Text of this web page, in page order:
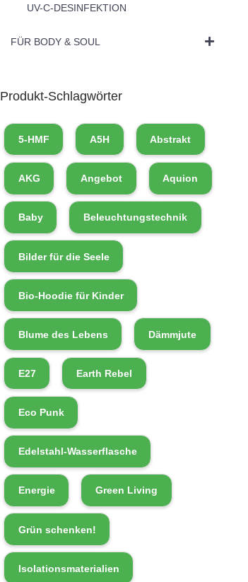
UV-C-DESINFEKTION
FÜR BODY & SOUL
Produkt-Schlagwörter
5-HMF A5H Abstrakt
AKG Angebot Aquion
Baby Beleuchtungstechnik
Bilder für die Seele
Bio-Hoodie für Kinder
Blume des Lebens Dämmjute
E27 Earth Rebel
Eco Punk
Edelstahl-Wasserflasche
Energie Green Living
Grün schenken!
Isolationsmaterialien